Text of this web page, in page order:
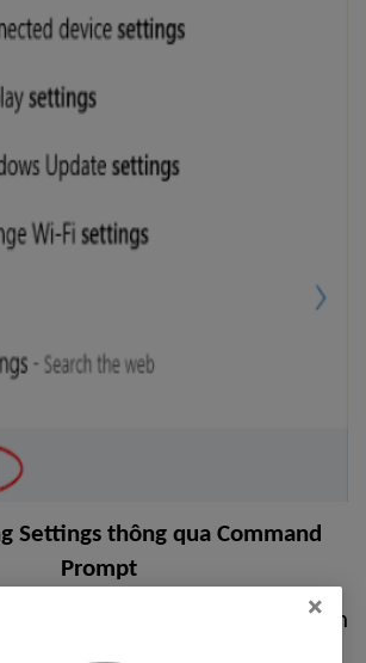
Settings thông qua Command
Prompt
hoặc PowerShell trên Win
nhập câu lệnh
×